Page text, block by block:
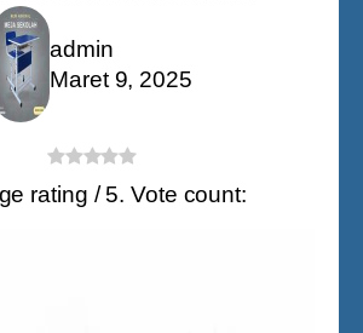
admin
Maret 9, 2025
rating / 5. Vote count: